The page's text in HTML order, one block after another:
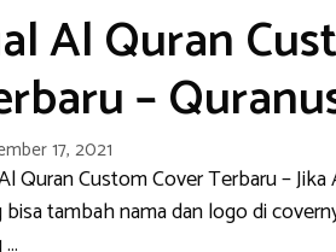
Al Quran
–
17, 2021
Quran Custom Cover Terbaru –
bisa tambah nama dan logo di